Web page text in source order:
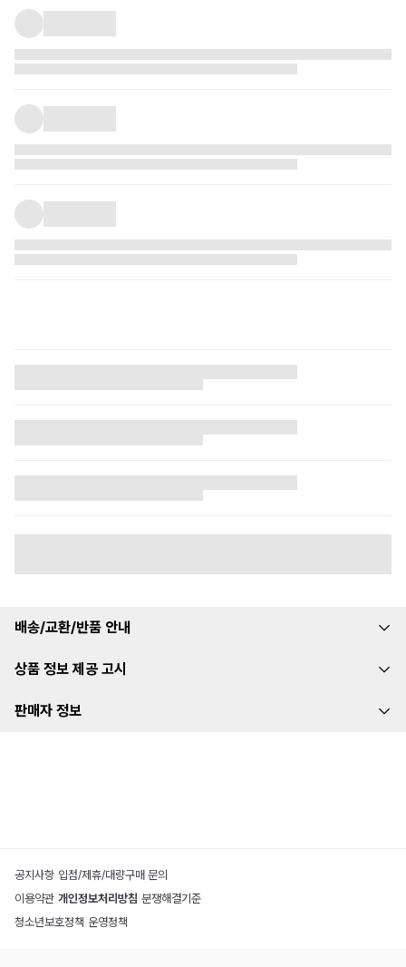
배송/교환/반품 안내
상품 정보 제공 고시
판매자 정보
공지사항 입점/제휴/대량구매 문의
이용약관 개인정보처리방침 분쟁해결기준
청소년보호정책 운영정책